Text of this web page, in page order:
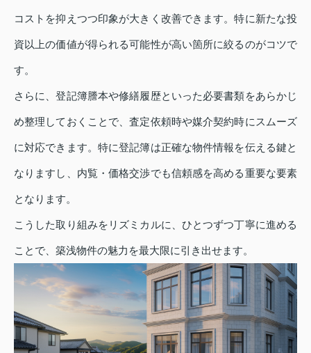
コストを抑えつつ印象が大きく改善できます。特に新たな投
資以上の価値が得られる可能性が高い箇所に絞るのがコツで
す。
さらに、登記簿謄本や修繕履歴といった必要書類をあらかじ
め整理しておくことで、査定依頼時や媒介契約時にスムーズ
に対応できます。特に登記簿は正確な物件情報を伝える鍵と
なりますし、内覧・価格交渉でも信頼感を高める重要な要素
となります。
こうした取り組みをリズミカルに、ひとつずつ丁寧に進める
ことで、築浅物件の魅力を最大限に引き出せます。